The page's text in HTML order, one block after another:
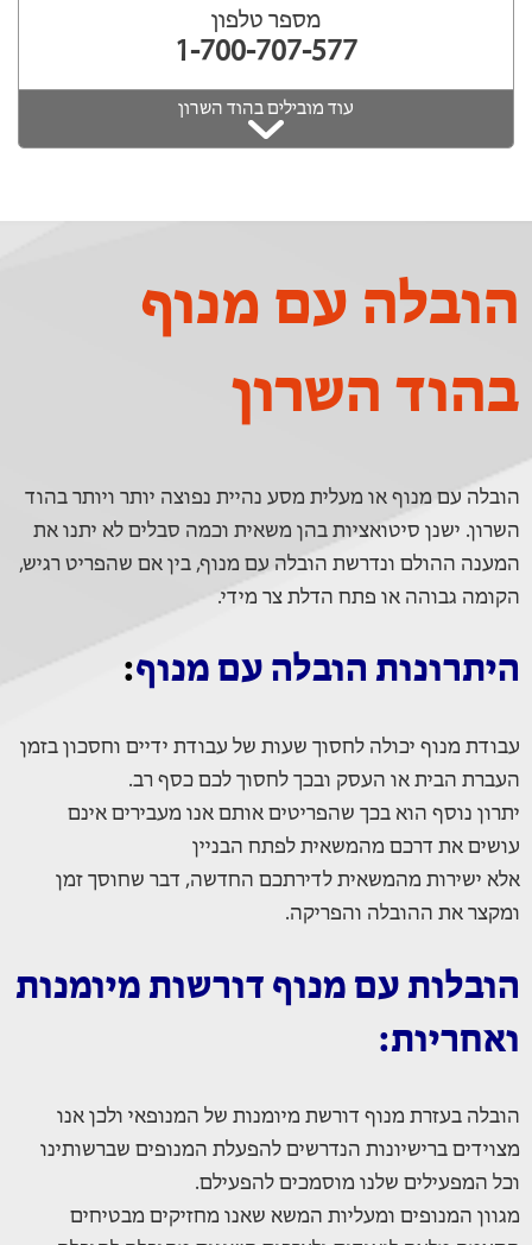
מספר טלפון
1-700-707-577
עוד מובילים בהוד השרון
הובלה עם מנוף
בהוד השרון
הובלה עם מנוף או מעלית מסע נהיית נפוצה יותר ויותר בהוד
השרון. ישנן סיטואציות בהן משאית וכמה סבלים לא יתנו את
המענה ההולם ונדרשת הובלה עם מנוף, בין אם שהפריט רגיש,
הקומה גבוהה או פתח הדלת צר מידי.
היתרונות הובלה עם מנוף:
עבודת מנוף יכולה לחסוך שעות של עבודת ידיים וחסכון בזמן
העברת הבית או העסק ובכך לחסוך לכם כסף רב.
יתרון נוסף הוא בכך שהפריטים אותם אנו מעבירים אינם
עושים את דרכם מהמשאית לפתח הבניין
אלא ישירות מהמשאית לדירתכם החדשה, דבר שחוסך זמן
ומקצר את ההובלה והפריקה.
הובלות עם מנוף דורשות מיומנות
ואחריות:
הובלה בעזרת מנוף דורשת מיומנות של המנופאי ולכן אנו
מצוידים ברישיונות הנדרשים להפעלת המנופים שברשותינו
וכל המפעילים שלנו מוסמכים להפעילם.
מגוון המנופים ומעליות המשא שאנו מחזיקים מבטיחים